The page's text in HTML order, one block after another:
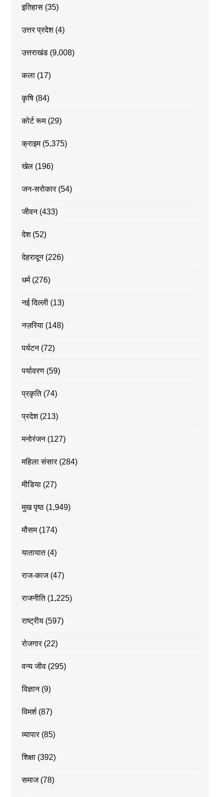
इतिहास(35)
उत्तर प्रदेश(4)
उत्तराखंड(9,008)
कला(17)
कृषि(84)
कोर्ट रूम(29)
क्राइम(5,375)
खेल(196)
जन-सरोकार(54)
जीवन(433)
देश(52)
देहरादून(226)
धर्म(276)
नई दिल्ली(13)
नज़रिया(148)
पर्यटन(72)
पर्यावरण(59)
प्रकृति(74)
प्रदेश(213)
मनोरंजन(127)
महिला संसार(284)
मीडिया(27)
मुख पृष्ठ(1,949)
मौसम(174)
यातायात(4)
राज-काज(47)
राजनीति(1,225)
राष्ट्रीय(597)
रोजगार(22)
वन्य जीव(295)
विज्ञान(9)
विमर्श(87)
व्यापार(85)
शिक्षा(392)
समाज(78)